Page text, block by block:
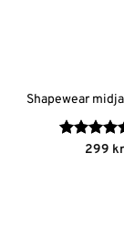
Shapewear
Betygsatt
299 kr